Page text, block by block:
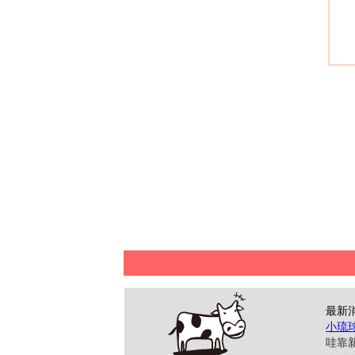
最新
小琉
哇靠